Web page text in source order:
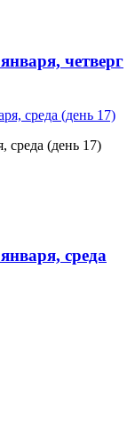
четверг
среда (день 17)
среда